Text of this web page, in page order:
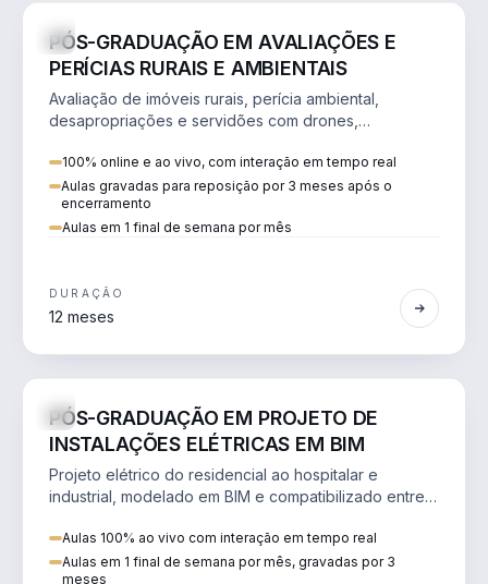
PÓS-GRADUAÇÃO EM AVALIAÇÕES E
PERÍCIAS RURAIS E AMBIENTAIS
Avaliação de imóveis rurais, perícia ambiental,
desapropriações e servidões com drones,
100% online e ao vivo, com interação em tempo real
Aulas gravadas para reposição por 3 meses após o
encerramento
Aulas em 1 final de semana por mês
DURAÇÃO
12 meses
ENGENHARIA
PÓS-GRADUAÇÃO EM PROJETO DE
INSTALAÇÕES ELÉTRICAS EM BIM
Projeto elétrico do residencial ao hospitalar e
industrial, modelado em BIM e compatibilizado entre
Aulas 100% ao vivo com interação em tempo real
Aulas em 1 final de semana por mês, gravadas por 3
meses